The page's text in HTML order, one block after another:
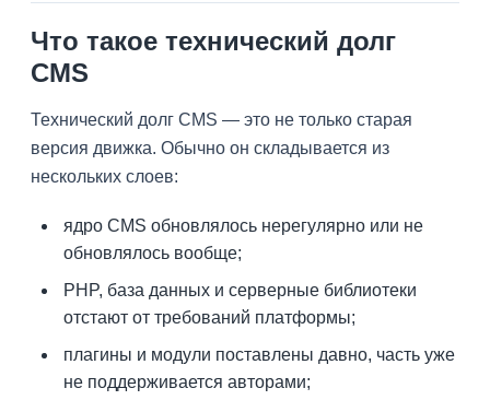
Что такое технический долг
CMS
Технический долг CMS — это не только старая
версия движка. Обычно он складывается из
нескольких слоев:
ядро CMS обновлялось нерегулярно или не
обновлялось вообще;
PHP, база данных и серверные библиотеки
отстают от требований платформы;
плагины и модули поставлены давно, часть уже
не поддерживается авторами;